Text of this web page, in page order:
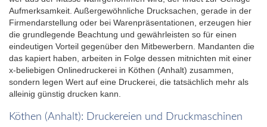
Aufmerksamkeit. Außergewöhnliche Drucksachen, gerade in der
Firmendarstellung oder bei Warenpräsentationen, erzeugen hier
die grundlegende Beachtung und gewährleisten so für einen
eindeutigen Vorteil gegenüber den Mitbewerbern. Mandanten die
das kapiert haben, arbeiten in Folge dessen mitnichten mit einer
x-beliebigen Onlinedruckerei in Köthen (Anhalt) zusammen,
sondern legen Wert auf eine Druckerei, die tatsächlich mehr als
alleinig günstig drucken kann.
Köthen (Anhalt): Druckereien und Druckmaschinen